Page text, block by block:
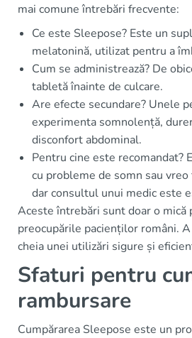
mai comune întrebări frecvente:
Ce este Sleepose? Este un
melatonină, utilizat pentru a
Cum se administrează? De
tabletă înainte de culcare.
Are efecte secundare? Unele
experimenta somnolență,
disconfort abdominal.
Pentru cine este recomandat?
cu probleme de somn sau
dar consultul unui medic este
Aceste întrebări sunt doar o mică
preocupările pacienților români.
cheia unei utilizări sigure și
Sfaturi pentru
rambursare
Cumpărarea Sleepose este un